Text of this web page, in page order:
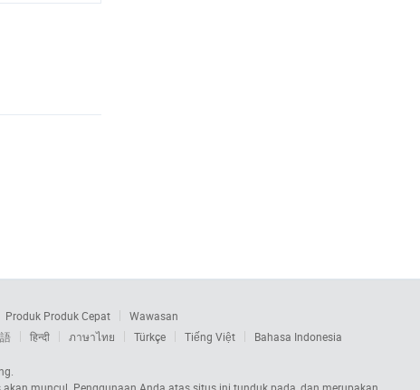
Produk Produk Cepat
Wawasan
हिन्दी ภาษาไทย Türkçe Tiếng Việt Bahasa Indonesia